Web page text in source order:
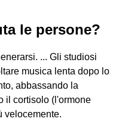
le persone?
... Gli studiosi
musica lenta dopo lo
abbassando la
il cortisolo (l'ormone
velocemente.